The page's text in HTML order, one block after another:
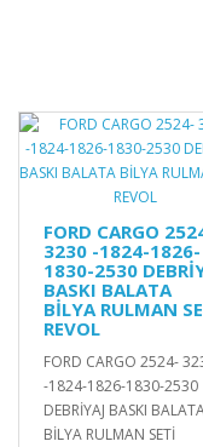
FORD CARGO
3230 -1824-1826-
1830-2530
BASKI BALATA
BİLYA RULMAN
REVOL
FORD CARGO 2524-
-1824-1826-1830-2530
DEBRİYAJ BASKI
BİLYA RULMAN SETİ